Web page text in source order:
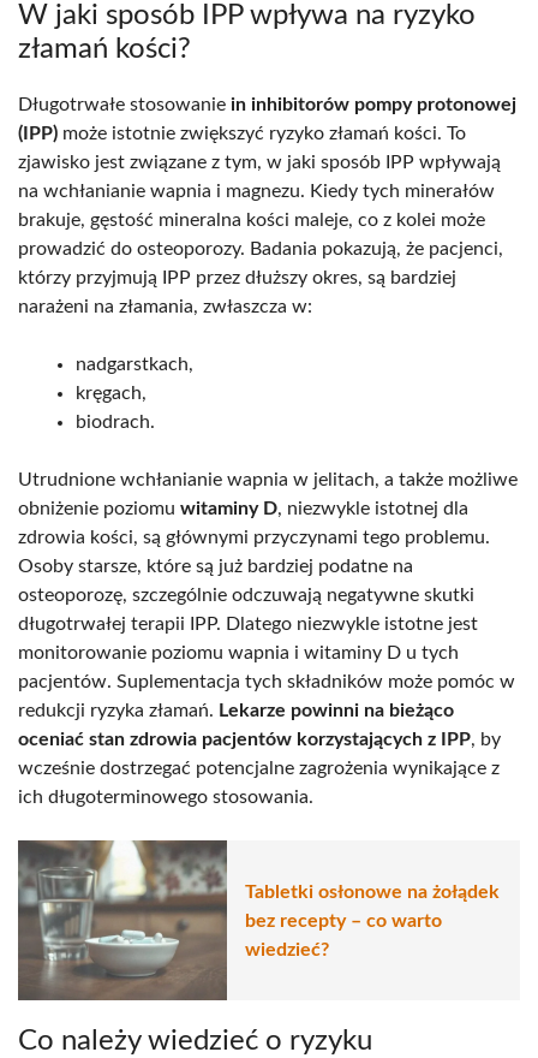
W jaki sposób IPP wpływa na ryzyko
złamań kości?
Długotrwałe stosowanie in inhibitorów pompy protonowej
(IPP) może istotnie zwiększyć ryzyko złamań kości. To
zjawisko jest związane z tym, w jaki sposób IPP wpływają
na wchłanianie wapnia i magnezu. Kiedy tych minerałów
brakuje, gęstość mineralna kości maleje, co z kolei może
prowadzić do osteoporozy. Badania pokazują, że pacjenci,
którzy przyjmują IPP przez dłuższy okres, są bardziej
narażeni na złamania, zwłaszcza w:
nadgarstkach,
kręgach,
biodrach.
Utrudnione wchłanianie wapnia w jelitach, a także możliwe
obniżenie poziomu witaminy D, niezwykle istotnej dla
zdrowia kości, są głównymi przyczynami tego problemu.
Osoby starsze, które są już bardziej podatne na
osteoporozę, szczególnie odczuwają negatywne skutki
długotrwałej terapii IPP. Dlatego niezwykle istotne jest
monitorowanie poziomu wapnia i witaminy D u tych
pacjentów. Suplementacja tych składników może pomóc w
redukcji ryzyka złamań. Lekarze powinni na bieżąco
oceniać stan zdrowia pacjentów korzystających z IPP, by
wcześnie dostrzegać potencjalne zagrożenia wynikające z
ich długoterminowego stosowania.
Tabletki osłonowe na żołądek
bez recepty – co warto
wiedzieć?
Co należy wiedzieć o ryzyku